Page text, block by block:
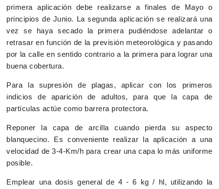
primera aplicación debe realizarse a finales de Mayo o
principios de Junio. La segunda aplicación se realizará una
vez se haya secado la primera pudiéndose adelantar o
retrasar en función de la previsión meteorológica y pasando
por la calle en sentido contrario a la primera para lograr una
buena cobertura.
Para la supresión de plagas, aplicar con los primeros
indicios de aparición de adultos, para que la capa de
partículas actúe como barrera protectora.
Reponer la capa de arcilla cuando pierda su aspecto
blanquecino. Es conveniente realizar la aplicación a una
velocidad de 3-4-Km/h para crear una capa lo más uniforme
posible.
Emplear una dosis general de 4 - 6 kg / hl, utilizando la